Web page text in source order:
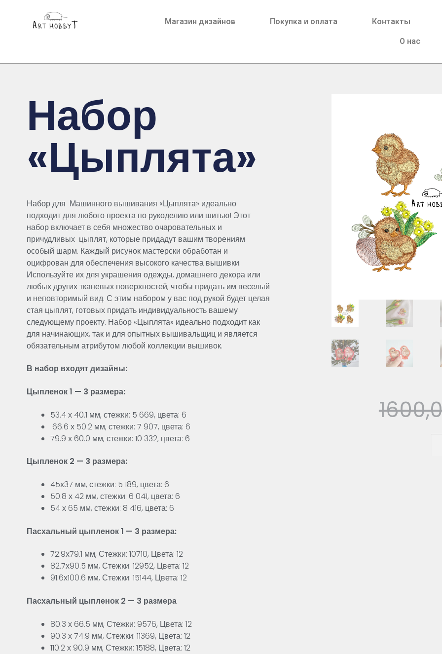
Магазин дизайнов Покупка и оплата Контакты
О нас
Набор
«Цыплята»
Набордля Машинного вышивания «Цыплята» идеально
подходит для любого проекта по рукоделию или шитью! Этот
набор включает в себя множество очаровательных и
причудливых цыплят, которые придадут вашим творениям
особый шарм. Каждый рисунок мастерски обработан и
оцифрован для обеспечения высокого качества вышивки.
Используйте ихдля украшения одежды, домашнего декора или
любых других тканевыхповерхностей, чтобы придать им веселый
и неповторимый вид. С этим набором у вас подрукой будет целая
стая цыплят, готовых придать индивидуальность вашему
следующему проекту. Набор «Цыплята» идеальноподходит как
для начинающих, так и для опытных вышивальщиц и является
обязательным атрибутом любой коллекции вышивок.
В набор входят дизайны:
Цыпленок 1 — 3 размера:
53.4 х 40.1 мм, стежки: 5 669, цвета: 6
66.6 х 50.2 мм, стежки: 7 907, цвета: 6
79.9 х 60.0 мм, стежки: 10 332, цвета: 6
Цыпленок 2 — 3 размера:
45х37 мм, стежки: 5 189, цвета: 6
50.8 х 42 мм, стежки: 6 041, цвета: 6
54 х 65 мм, стежки: 8 416, цвета: 6
Пасхальный цыпленок 1 — 3 размера:
72.9х79.1 мм, Стежки: 10710, Цвета: 12
82.7х90.5 мм, Стежки: 12952, Цвета: 12
91.6х100.6 мм, Стежки: 15144, Цвета: 12
Пасхальный цыпленок 2 — 3 размера
80.3 х 66.5 мм, Стежки: 9576, Цвета: 12
90.3 х 74.9 мм, Стежки: 11369, Цвета: 12
110.2 х 90.9 мм, Стежки: 15188, Цвета: 12